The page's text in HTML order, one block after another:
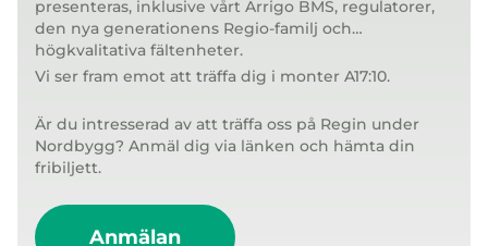
presenteras, inklusive vårt Arrigo BMS, regulatorer,
den nya generationens Regio-familj och
högkvalitativa fältenheter.
Vi ser fram emot att träffa dig i monter A17:10.
Är du intresserad av att träffa oss på Regin under
Nordbygg? Anmäl dig via länken och hämta din
fribiljett.
Anmälan